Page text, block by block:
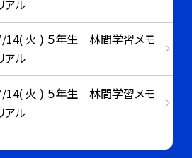
アル
14( 火 ) ５年生 林間学習メモ
アル
14( 火 ) ５年生 林間学習メモ
アル